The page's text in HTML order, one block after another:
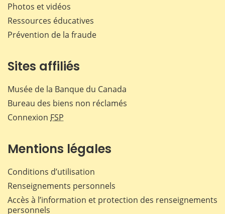
Photos et vidéos
Ressources éducatives
Prévention de la fraude
Sites affiliés
Musée de la Banque du Canada
Bureau des biens non réclamés
Connexion FSP
Mentions légales
Conditions d’utilisation
Renseignements personnels
Accès à l’information et protection des renseignements
personnels